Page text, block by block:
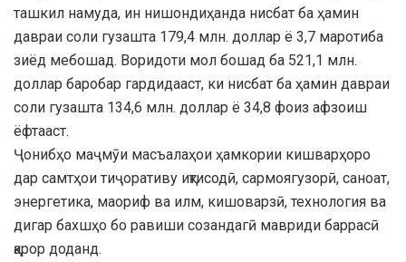
ташкил намуда, ин нишондиҳанда нисбат ба ҳамин
давраи соли гузашта 179,4 млн. доллар ё 3,7 маротиба
зиёд мебошад. Воридоти мол бошад ба 521,1 млн.
доллар баробар гардидааст, ки нисбат ба ҳамин давраи
соли гузашта 134,6 млн. доллар ё 34,8 фоиз афзоиш
ёфтааст.
Ҷонибҳо маҷмӯи масъалаҳои ҳамкории кишварҳоро
дар самтҳои тиҷоративу иқтисодӣ, сармоягузорӣ, саноат,
энергетика, маориф ва илм, кишоварзӣ, технология ва
дигар бахшҳо бо равиши созандагӣ мавриди баррасӣ
қарор доданд.